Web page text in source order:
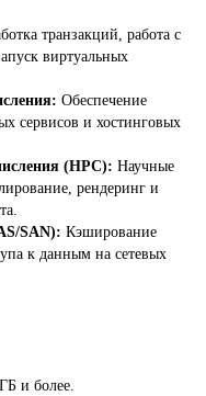
транзакций, работа с
виртуальных
Обеспечение
сервисов и хостинговых
(HPC): Научные
рендеринг и
SAN): Кэширование
к данным на сетевых
и более.